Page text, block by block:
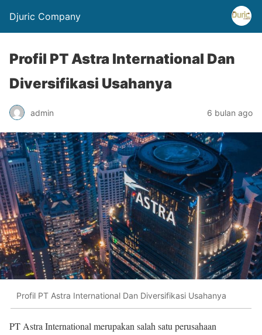
Djuric Company
Profil PT Astra International Dan
Diversifikasi Usahanya
admin 6 bulan ago
Profil PT Astra International Dan Diversifikasi Usahanya
PT Astra International merupakan salah satu perusahaan